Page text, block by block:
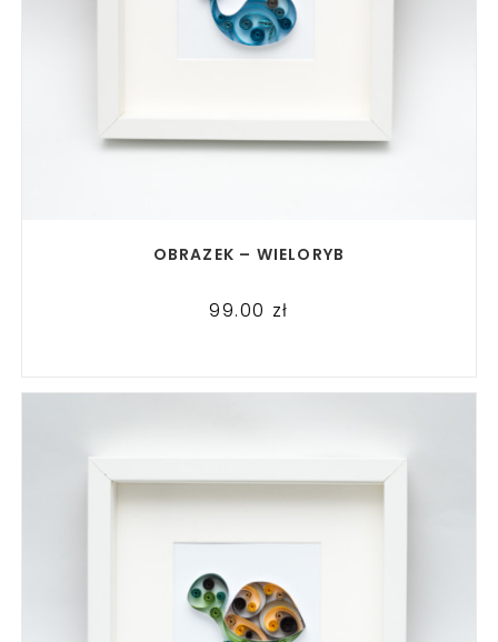
OBRAZEK – WIELORYB
99.00 zł